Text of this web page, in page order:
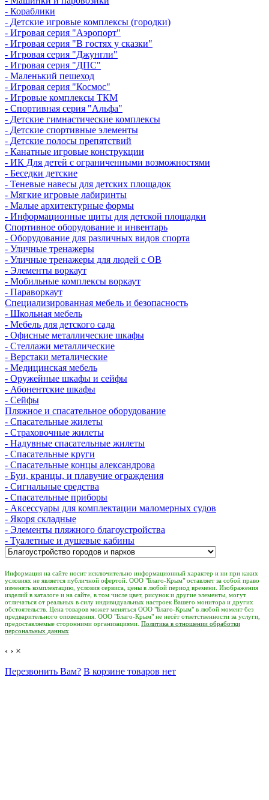
- Кораблики
- Детские игровые комплексы (городки)
- Игровая серия "Аэропорт"
- Игровая серия "В гостях у сказки"
- Игровая серия "Джунгли"
- Игровая серия "ДПС"
- Маленький пешеход
- Игровая серия "Космос"
- Игровые комплексы ТКМ
- Спортивная серия "Альфа"
- Детские гимнастические комплексы
- Детские спортивные элементы
- Детские полосы препятствий
- Канатные игровые конструкции
- ИК Для детей с ограниченными возможностями
- Беседки детские
- Теневые навесы для детских площадок
- Мягкие игровые лабиринты
- Малые архитектурные формы
- Информационные щиты для детской площадки
Спортивное оборудование и инвентарь
- Оборудование для различных видов спорта
- Уличные тренажеры
- Уличные тренажеры для людей с ОВ
- Элементы воркаут
- Мобильные комплексы воркаут
- Параворкаут
Cпециализированная мебель и безопасность
- Школьная мебель
- Мебель для детского сада
- Офисные металлические шкафы
- Стеллажи металлические
- Верстаки металические
- Медицинская мебель
- Оружейные шкафы и сейфы
- Абонентские шкафы
- Сейфы
Пляжное и спасательное оборудование
- Спасательные жилеты
- Страховочные жилеты
- Надувные спасательные жилеты
- Спасательные круги
- Спасательные концы александрова
- Буи, кранцы, и плавучие ограждения
- Сигнальные средства
- Спасательные приборы
- Аксессуары для комплектации маломерных судов
- Якоря складные
- Элементы пляжного благоустройства
- Туалетные и душевые кабины
Информация на сайте носит исключительно информационный характер и ни при каких
условиях не является публичной офертой. ООО "Благо-Крым" оставляет за собой право
изменять комплектацию, условия сервиса, цены в любой период времени. Изображения
изделий в каталоге и на сайте, в том числе цвет, рисунок и другие элементы, могут
отличаться от реальных в силу индивидуальных настроек Вашего монитора и других
обстоятельств. Цена товаров может меняться ООО "Благо-Крым" в любой момент без
предварительного оповещения. ООО "Благо-Крым" не несёт ответственности за услуги,
предоставляемые сторонними организациями. Политика в отношении обработки
персональных данных
‹ › ×
Перезвонить Вам? В корзине товаров нет